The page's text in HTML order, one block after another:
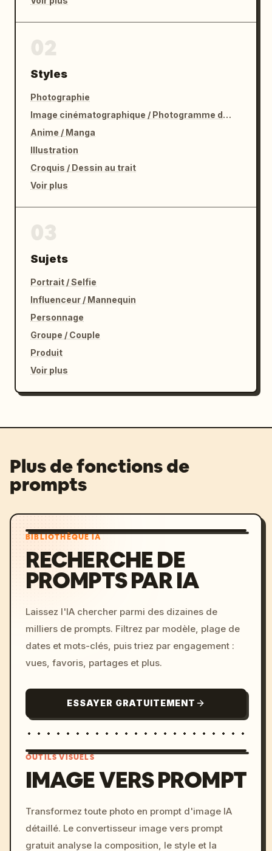
Styles
Photographie
Image cinématographique / Photogramme de film
Anime / Manga
Illustration
Croquis / Dessin au trait
Voir plus
Sujets
Portrait / Selfie
Influenceur / Mannequin
Personnage
Groupe / Couple
Produit
Voir plus
Plus de fonctions de
prompts
BIBLIOTHÈQUE IA
RECHERCHE DE
PROMPTS PAR IA
Laissez l'IA chercher parmi des dizaines de
milliers de prompts. Filtrez par modèle, plage de
dates et mots-clés, puis triez par engagement :
vues, favoris, partages et plus.
ESSAYER GRATUITEMENT
c, cyberpunk sunset, neon
colors, 8k --v 6.0
OUTILS VISUELS
IMAGE VERS PROMPT
Transformez toute photo en prompt d'image IA
détaillé. Le convertisseur image vers prompt
gratuit analyse la composition, le style et la